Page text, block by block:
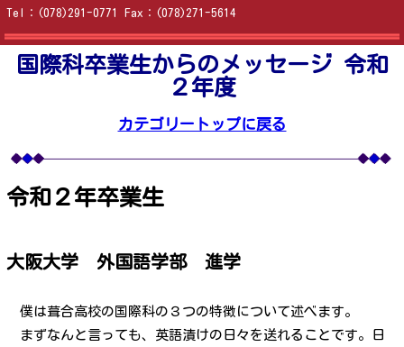
Tel：(078)291-0771 Fax：(078)271-5614
国際科卒業生からのメッセージ 令和
２年度
カテゴリートップに戻る
令和２年卒業生
大阪大学 外国語学部 進学
僕は葺合高校の国際科の３つの特徴について述べます。
まずなんと言っても、英語漬けの日々を送れることです。日